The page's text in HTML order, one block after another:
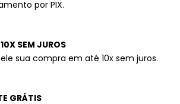
por PIX.
SEM JUROS
sua compra em até 10x sem juros.
GRÁTIS